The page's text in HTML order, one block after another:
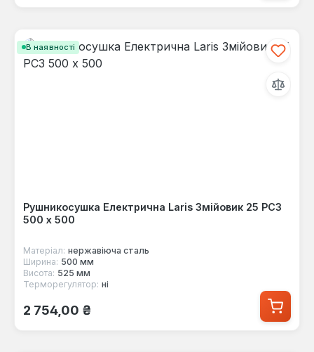
В наявності
Рушникосушка Електрична Laris Змійовик 25 РС3
500 х 500
Матеріал: нержавіюча сталь
Ширина: 500 мм
Висота: 525 мм
Терморегулятор: ні
Звичайна ціна:
2 754,00 ₴